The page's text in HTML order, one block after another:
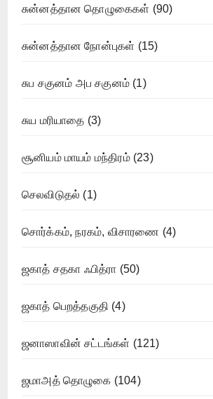
சுன்னத்தான தொழுகைகள் (90)
சுன்னத்தான நோன்புகள் (15)
சுப சகுனம் அப சகுனம் (1)
சுய மரியாதை (3)
சூனியம் மாயம் மந்திரம்(23)
செலவிடுதல் (1)
சொர்க்கம், நரகம், விசாரணை (4)
ஜகாத் சதகா ஃபித்ரா (50)
ஜகாத் பெறத்தகுதி (4)
ஜனாஸாவின் சட்டங்கள் (121)
ஜமாஅத் தொழுகை (104)